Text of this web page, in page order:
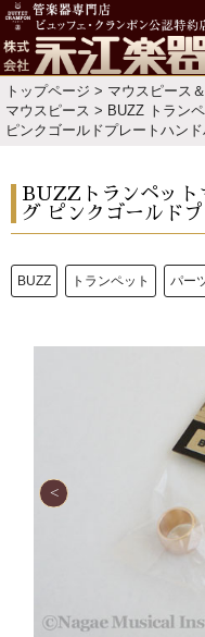
トップページ > マウスピース
マウスピース > BUZZ トラン
ピンクゴールドプレートハン
BUZZトランペット
グ ピンクゴールド
BUZZ トランペット パー
新規会員登録